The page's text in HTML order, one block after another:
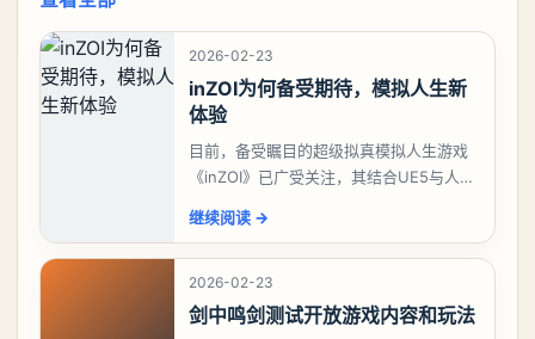
2026-02-23
inZOI为何备受期待，模拟人生新
体验
目前，备受瞩目的超级拟真模拟人生游戏
《inZOI》已广受关注，其结合UE5与人工
期待榜上脱颖而出，稳坐榜首。对于这款
深受模拟
继续阅读 →
2026-02-23
剑中鸣剑测试开放游戏内容和玩法